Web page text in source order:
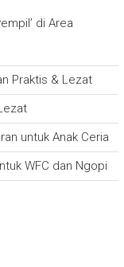
di Area
Praktis & Lezat
untuk Anak Ceria
WFC dan Ngopi